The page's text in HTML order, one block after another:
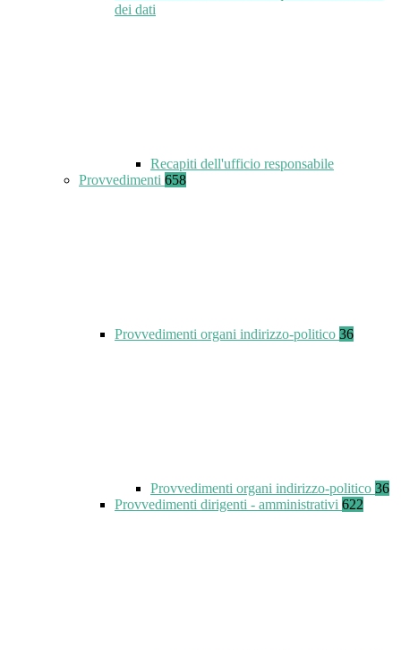
dei dati
Recapiti dell'ufficio responsabile
Provvedimenti 658
Provvedimenti organi indirizzo-politico 36
Provvedimenti organi indirizzo-politico 36
Provvedimenti dirigenti - amministrativi 622